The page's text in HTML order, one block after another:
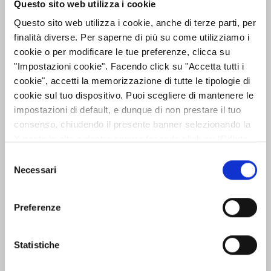
Questo sito web utilizza i cookie
Questo sito web utilizza i cookie, anche di terze parti, per
finalità diverse. Per saperne di più su come utilizziamo i
cookie o per modificare le tue preferenze, clicca su
"Impostazioni cookie". Facendo click su "Accetta tutti i
cookie", accetti la memorizzazione di tutte le tipologie di
cookie sul tuo dispositivo. Puoi scegliere di mantenere le
impostazioni di default, e dunque di non prestare il tuo
consenso, chiudendo il presente banner selezionando la
assenza dei cookie diversi da quelli tecnici. Per maggiori
informazioni puoi consultare la nostra politica sui cookie
delNecessari
Preferenze
Statistiche
A/7,...
24/02/2022
Assemblea Ordinaria del
16/17 Giugno 2021
16/17 Giugno 2021 I Signori
presso la sede legale in
07/05/2021